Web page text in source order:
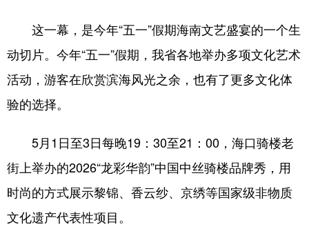
这一幕，是今年“五一”假期海南文艺盛宴的一个生
动切片。今年“五一”假期，我省各地举办多项文化艺术
活动，游客在欣赏滨海风光之余，也有了更多文化体
验的选择。
5月1日至3日每晚19：30至21：00，海口骑楼老
街上举办的2026“龙彩华韵”中国中丝骑楼品牌秀，用
时尚的方式展示黎锦、香云纱、京绣等国家级非物质
文化遗产代表性项目。